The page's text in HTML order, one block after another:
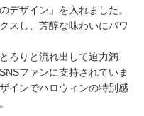
デザイン」を入れました。
スし、芳醇な味わいにパワ
ろりと流れ出して迫力満
ファンに支持されていま
インでハロウィンの特別感